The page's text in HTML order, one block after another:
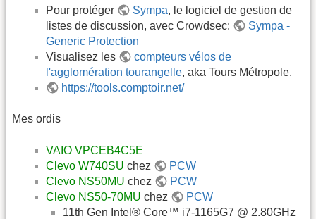
Pour protéger Sympa, le logiciel de gestion de
listes de discussion, avec Crowdsec:
Sympa -
Generic Protection
Visualisez les
compteurs vélos de
l'agglomération tourangelle, aka Tours Métropole.
https://tools.comptoir.net/
Mes ordis
VAIO VPCEB4C5E
Clevo W740SU chez
PCW
Clevo NS50MU chez
PCW
Clevo NS50-70MU chez
PCW
11th Gen Intel® Core™ i7-1165G7 @ 2.80GHz